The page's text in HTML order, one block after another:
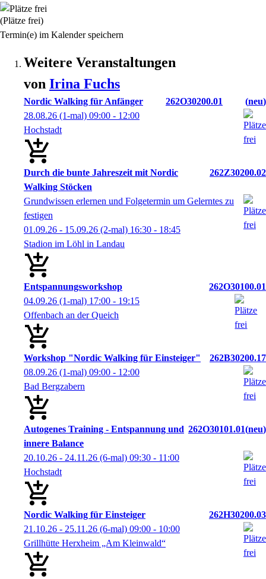
(Plätze frei)
Termin(e) im Kalender speichern
Weitere Veranstaltungen
von Irina Fuchs
Nordic Walking für Anfänger 262O30200.01
neu
28.08.26 (1-mal) 09:00 - 12:00
Hochstadt
Durch die bunte Jahreszeit mit Nordic
Walking Stöcken
262Z30200.02
Grundwissen erlernen und Folgetermin um Gelerntes zu
festigen
01.09.26 - 15.09.26 (2-mal) 16:30 - 18:45
Stadion im Löhl in Landau
Entspannungsworkshop
262O30100.01
04.09.26 (1-mal) 17:00 - 19:15
Offenbach an der Queich
Workshop "Nordic Walking für Einsteiger"
262B30200.17
08.09.26 (1-mal) 09:00 - 12:00
Bad Bergzabern
Autogenes Training - Entspannung und
innere Balance
262O30101.01 neu
20.10.26 - 24.11.26 (6-mal) 09:30 - 11:00
Hochstadt
Nordic Walking für Einsteiger
262H30200.03
21.10.26 - 25.11.26 (6-mal) 09:00 - 10:00
Grillhütte Herxheim „Am Kleinwald“